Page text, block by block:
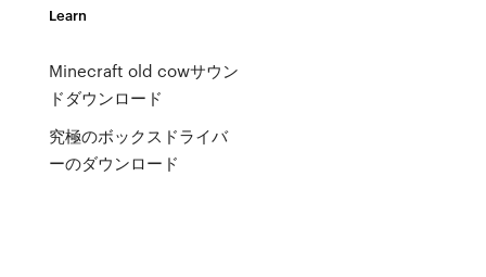
Learn
Minecraft old cowサウン
ドダウンロード
究極のボックスドライバ
ーのダウンロード